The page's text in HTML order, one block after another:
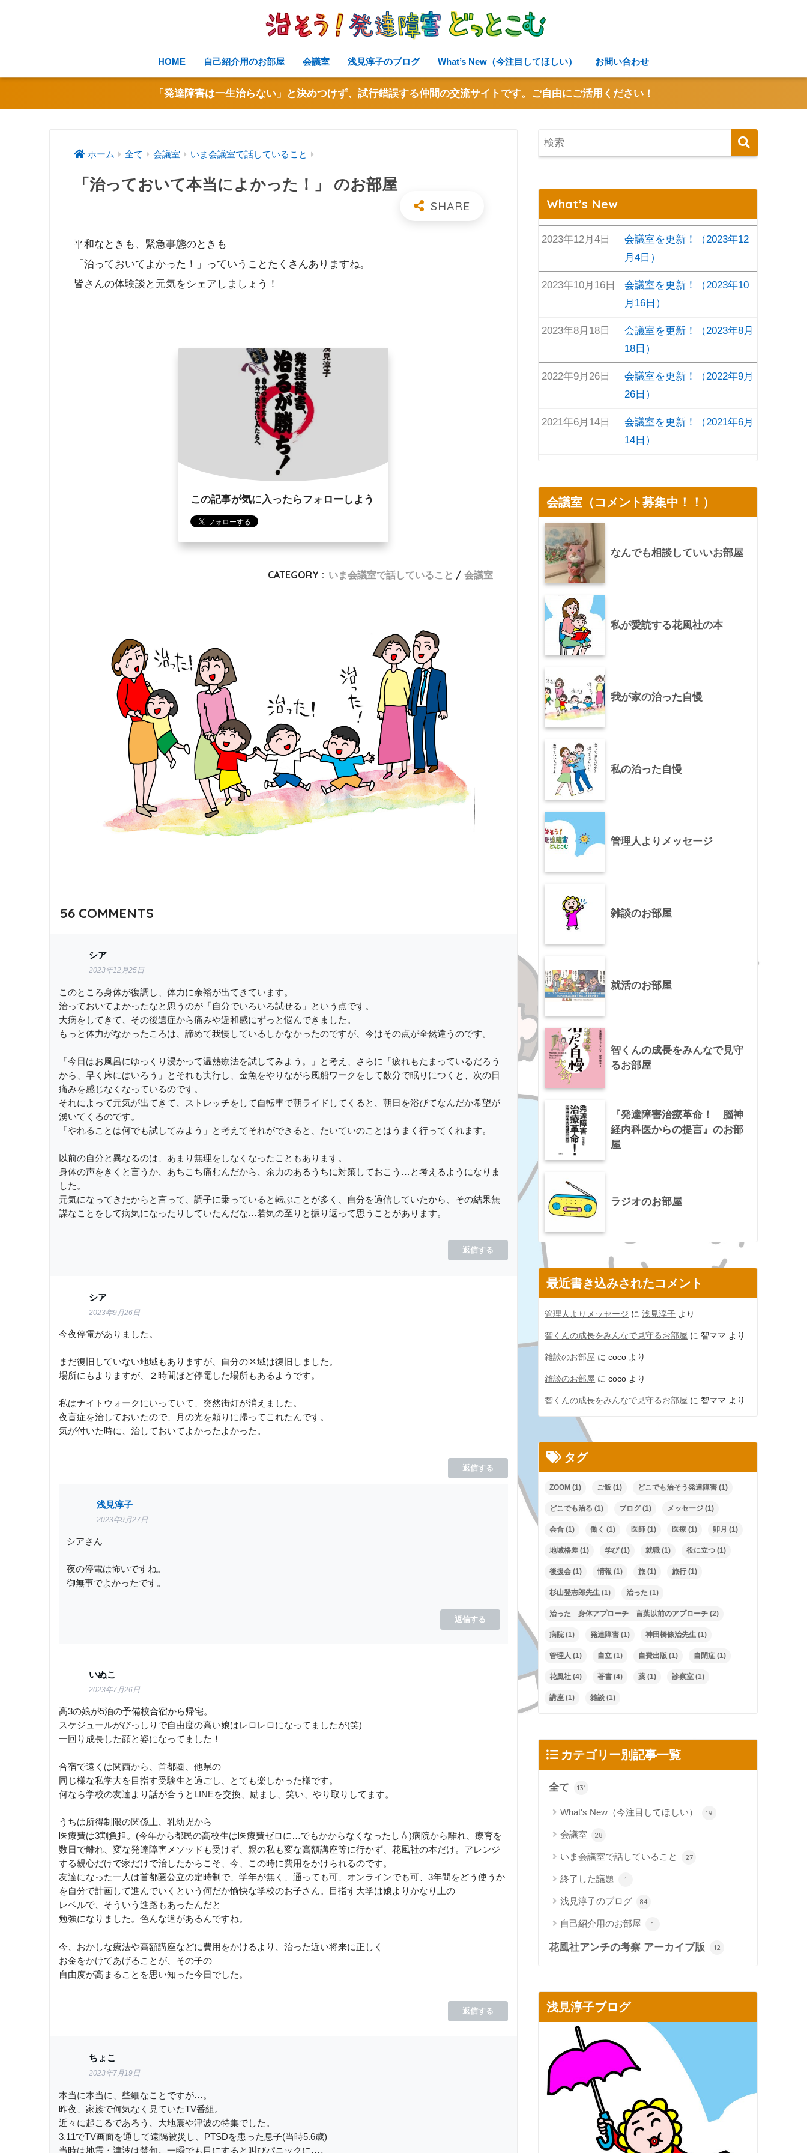
HOME 自己紹介用のお部屋 会議室 浅見淳子のブログ What’s New（今注目してほしい） お問い合わせ
「発達障害は一生治らない」と決めつけず、試行錯誤する仲間の交流サイトです。ご自由にご活用ください！
ホーム 全て 会議室 いま会議室で話していること
「治っておいて本当によかった！」 のお部屋
平和なときも、緊急事態のときも
「治っておいてよかった！」っていうことたくさんありますね。
皆さんの体験談と元気をシェアしましょう！
この記事が気に入ったらフォローしよう
CATEGORY : いま会議室で話していること 会議室
56COMMENTS
シア
2023年12月25日
このところ身体が復調し、体力に余裕が出てきています。
治っておいてよかったなと思うのが「自分でいろいろ試せる」という点です。
大病をしてきて、その後遺症から痛みや違和感にずっと悩んできました。
もっと体力がなかったころは、諦めて我慢しているしかなかったのですが、今はその点が全然違うのです。
「今日はお風呂にゆっくり浸かって温熱療法を試してみよう。」と考え、さらに「疲れもたまっているだろう
から、早く床にはいろう」とそれも実行し、金魚をやりながら風船ワークをして数分で眠りにつくと、次の日
痛みを感じなくなっているのです。
それによって元気が出てきて、ストレッチをして自転車で朝ライドしてくると、朝日を浴びてなんだか希望が
湧いてくるのです。
「やれることは何でも試してみよう」と考えてそれができると、たいていのことはうまく行ってくれます。
以前の自分と異なるのは、あまり無理をしなくなったこともあります。
身体の声をきくと言うか、あちこち痛むんだから、余力のあるうちに対策しておこう…と考えるようになりま
した。
元気になってきたからと言って、調子に乗っていると転ぶことが多く、自分を過信していたから、その結果無
謀なことをして病気になったりしていたんだな…若気の至りと振り返って思うことがあります。
返信する
シア
2023年9月26日
今夜停電がありました。
まだ復旧していない地域もありますが、自分の区域は復旧しました。
場所にもよりますが、２時間ほど停電した場所もあるようです。
私はナイトウォークにいっていて、突然街灯が消えました。
夜盲症を治しておいたので、月の光を頼りに帰ってこれたんです。
気が付いた時に、治しておいてよかったよかった。
返信する
浅見淳子
2023年9月27日
シアさん
夜の停電は怖いですね。
御無事でよかったです。
返信する
いぬこ
2023年7月26日
高3の娘が5泊の予備校合宿から帰宅。
スケジュールがびっしりで自由度の高い娘はレロレロになってましたが(笑)
一回り成長した顔と姿になってました！
合宿で遠くは関西から、首都圏、他県の
同じ様な私学大を目指す受験生と過ごし、とても楽しかった様です。
何なら学校の友達より話が合うとLINEを交換、励まし、笑い、やり取りしてます。
うちは所得制限の関係上、乳幼児から
医療費は3割負担。(今年から都民の高校生は医療費ゼロに…でもかからなくなったし💧)病院から離れ、療育を
数日で離れ、変な発達障害メソッドも受けず、親の私も変な高額講座等に行かず、花風社の本だけ。アレンジ
する親心だけで家だけで治したからこそ、今、この時に費用をかけられるのです。
友達になった一人は首都圏公立の定時制で、学年が無く、通っても可、オンラインでも可、3年間をどう使うか
を自分で計画して進んでいくという何だか愉快な学校のお子さん。目指す大学は娘よりかなり上の
レベルで、そういう進路もあったんだと
勉強になりました。色んな道があるんですね。
今、おかしな療法や高額講座などに費用をかけるより、治った近い将来に正しく
お金をかけてあげることが、その子の
自由度が高まることを思い知った今日でした。
返信する
ちょこ
2023年7月19日
本当に本当に、些細なことですが…。
昨夜、家族で何気なく見ていたTV番組。
近々に起こるであろう、大地震や津波の特集でした。
3.11でTV画面を通して遠隔被災し、PTSDを患った息子(当時5.6歳)
当時は地震・津波は禁句。一瞬でも目にすると叫びパニックに…。
What’s New
2023年12月4日
会議室を更新！（2023年12
月4日）
2023年10月16日
会議室を更新！（2023年10
月16日）
2023年8月18日
会議室を更新！（2023年8月
18日）
2022年9月26日
会議室を更新！（2022年9月
26日）
2021年6月14日
会議室を更新！（2021年6月
14日）
会議室（コメント募集中！！）
なんでも相談していいお部屋
私が愛読する花風社の本
我が家の治った自慢
私の治った自慢
管理人よりメッセージ
雑談のお部屋
就活のお部屋
智くんの成長をみんなで見守
るお部屋
『発達障害治療革命！ 脳神
経内科医からの提言』のお部
屋
ラジオのお部屋
最近書き込みされたコメント
管理人よりメッセージ に浅見淳子 より
智くんの成長をみんなで見守るお部屋 に 智ママ より
雑談のお部屋 にcoco より
雑談のお部屋 にcoco より
智くんの成長をみんなで見守るお部屋 に 智ママ より
タグ
ZOOM (1) ご飯 (1) どこでも治そう発達障害 (1)
どこでも治る (1) ブログ(1) メッセージ (1)
会合 (1) 働く (1) 医師 (1) 医療 (1) 卯月 (1)
地域格差 (1) 学び(1) 就職 (1) 役に立つ (1)
後援会 (1) 情報 (1) 旅 (1) 旅行 (1)
杉山登志郎先生 (1) 治った (1)
治った 身体アプローチ 言葉以前のアプローチ (2)
病院 (1) 発達障害 (1) 神田橋條治先生 (1)
管理人 (1) 自立 (1) 自費出版 (1) 自閉症 (1)
花風社 (4) 著書 (4) 薬 (1) 診察室 (1)
講座 (1) 雑談 (1)
カテゴリー別記事一覧
全て 131
What's New（今注目してほしい） 19
会議室 28
いま会議室で話していること 27
終了した議題 1
浅見淳子のブログ 84
自己紹介用のお部屋 1
花風社アンチの考察 アーカイブ版 12
浅見淳子ブログ